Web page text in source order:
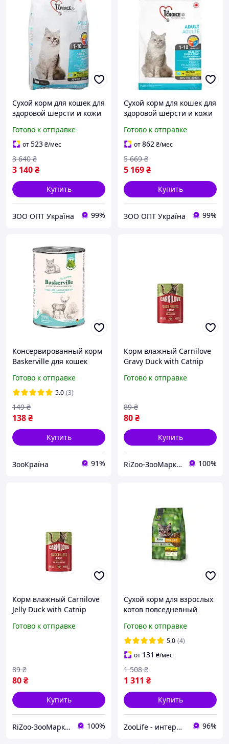
Сухой корм для кошек для
здоровой шерсти и кожи
кг Кошачий корм со
свежим лососем
Готово к отправке
от523₴/мес
3 140₴
3 640 ₴
Купить
ЗОО ОПТ Україна 99%
Сухой корм для кошек для
здоровой шерсти и кожи
Кошачий корм со свежим
лососем
Готово к отправке
от862₴/мес
5 169₴
5 669 ₴
Купить
ЗОО ОПТ Україна 99%
Консервированный корм
Baskerville для кошек
кошачьей мятой 400 г
Готово к отправке
5.0 (3)
138₴
149 ₴
Купить
ЗооКраїна 91%
Корм влажный Carnilove
Gravy Duck with Catnip
мята в соусе 85 г
Готово к отправке
80₴
89 ₴
Купить
RiZoo-ЗооМаркет 100%
Корм влажный Carnilove
Jelly Duck with Catnip
стерилизованных котов
Готово к отправке
80₴
89 ₴
Купить
RiZoo-ЗооМаркет 100%
Сухой корм для взрослых
котов повседневный
Гранула с курицей 10кг /
Кошачий корм
Готово к отправке
5.0 (4)
от 131 ₴/мес
1 311 ₴
1 508 ₴
Купить
ZooLife - интернет-магазин товаров для животных 96%